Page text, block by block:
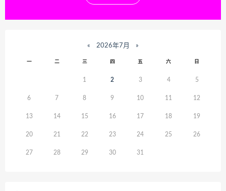
« 2026年7月 »
一 二 三 四 五 六 日
1 2 3 4 5
6 7 8 9 10 11 12
13 14 15 16 17 18 19
20 21 22 23 24 25 26
27 28 29 30 31